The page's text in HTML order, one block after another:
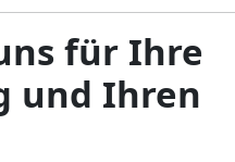
für Ihre
und Ihren